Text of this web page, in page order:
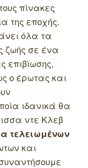
πίνακες
της εποχής.
όλα τα
ζωής σε ένα
επιβίωσης,
ο έρωτας και
ιδανικά θα
ντε Κλεβ
τελειωμένων
και